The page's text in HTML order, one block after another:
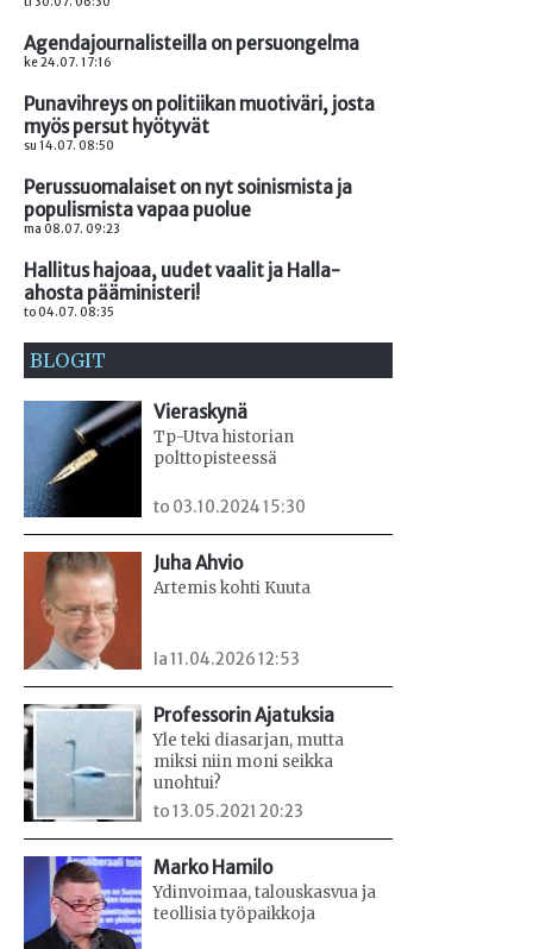
Agendajournalisteilla on persuongelma
ke 24.07. 17:16
Punavihreys on politiikan muotiväri, josta
myös persut hyötyvät
su 14.07. 08:50
Perussuomalaiset on nyt soinismista ja
populismista vapaa puolue
ma 08.07. 09:23
Hallitus hajoaa, uudet vaalit ja Halla-
ahosta pääministeri!
to 04.07. 08:35
BLOGIT
Vieraskynä
Tp-Utva historian
polttopisteessä
to 03.10.2024 15:30
Juha Ahvio
Artemis kohti Kuuta
la 11.04.2026 12:53
Professorin Ajatuksia
Yle teki diasarjan, mutta
miksi niin moni seikka
unohtui?
to 13.05.2021 20:23
Marko Hamilo
Ydinvoimaa, talouskasvua ja
teollisia työpaikkoja